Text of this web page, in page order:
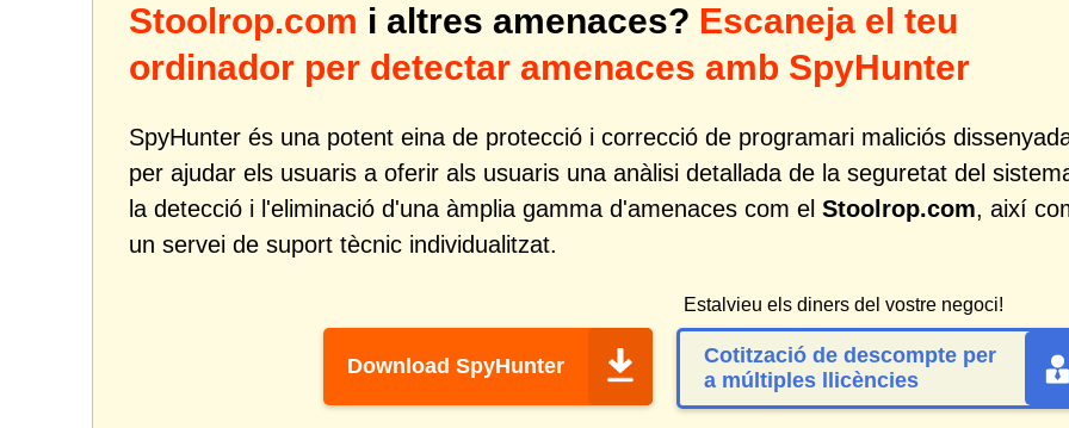
Stoolrop.com i altres amenaces? Escaneja el teu
ordinador per detectar amenaces amb SpyHunter
SpyHunter és una potent eina de protecció i correcció de programari maliciós
per ajudar els usuaris a oferir als usuaris una anàlisi detallada de la seguretat del
la detecció i l'eliminació d'una àmplia gamma d'amenaces com el Stoolrop.com, així
un servei de suport tècnic individualitzat.
Download SpyHunter
Estalvieu els diners del vostre negoci!
Cotització de descompte per
a múltiples llicències